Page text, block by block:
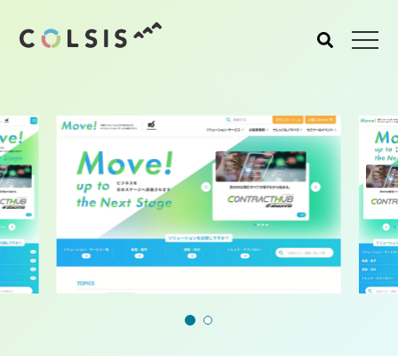
MENU
About us
コルシスについて
Service
サービス
ウェブサイト･システム構
築
CMSソリューション
システムインテグレーショ